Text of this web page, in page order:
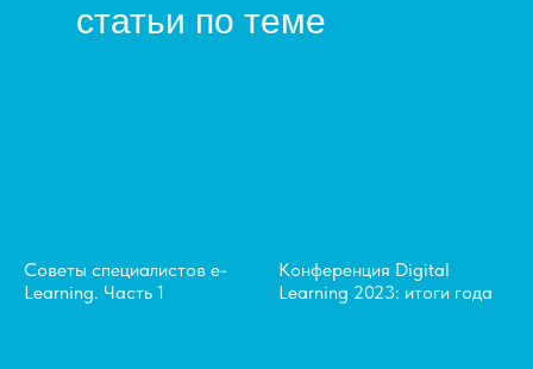
статьи по теме
Советы специалистов e-
Learning. Часть 1
Конференция Digital
Learning 2023: итоги года